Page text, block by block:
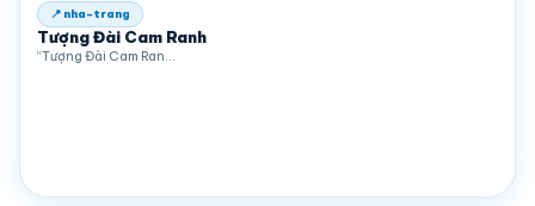
📍 nha-trang
Tượng Đài Cam Ranh
“Tượng Đài Cam Ran…